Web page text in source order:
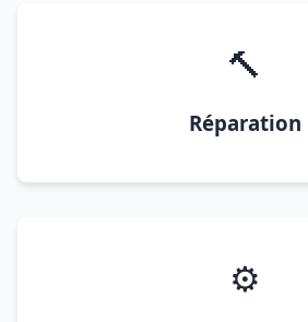
🔨
Réparation
⚙️